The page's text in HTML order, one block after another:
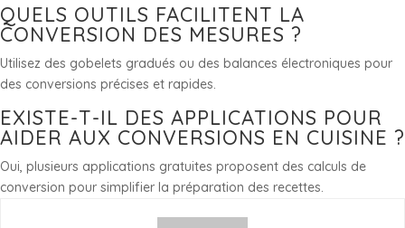
QUELS OUTILS FACILITENT LA
CONVERSION DES MESURES ?
Utilisez des gobelets gradués ou des balances électroniques pour
des conversions précises et rapides.
EXISTE-T-IL DES APPLICATIONS POUR
AIDER AUX CONVERSIONS EN CUISINE ?
Oui, plusieurs applications gratuites proposent des calculs de
conversion pour simplifier la préparation des recettes.